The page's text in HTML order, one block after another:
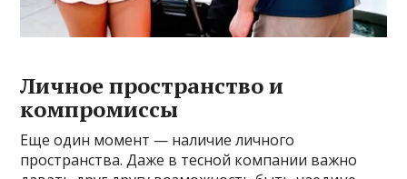
Личное пространство и
компромиссы
Еще один момент — наличие личного
пространства. Даже в тесной компании важно